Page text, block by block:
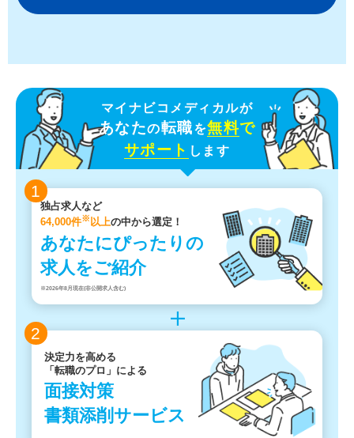
マイナビコメディカルが
あなたの転職を無料で
サポート します
1
独占求人など
64,000件※以上の中から選定！
あなたにぴったりの
求人をご紹介
※2026年8月現在(非公開求人含む)
2
決定力を高める
「転職のプロ」による
面接対策
書類添削サービス